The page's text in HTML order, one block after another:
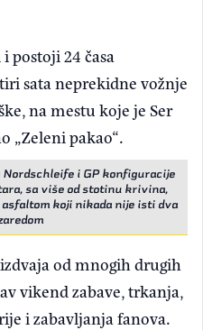
postoji 24 časa
sata neprekidne vožnje
na mestu koje je Ser
„Zeleni pakao“.
i GP konfiguracije
sa više od stotinu krivina,
koji nikada nije isti dva
od mnogih drugih
vikend zabave, trkanja,
i zabavljanja fanova.